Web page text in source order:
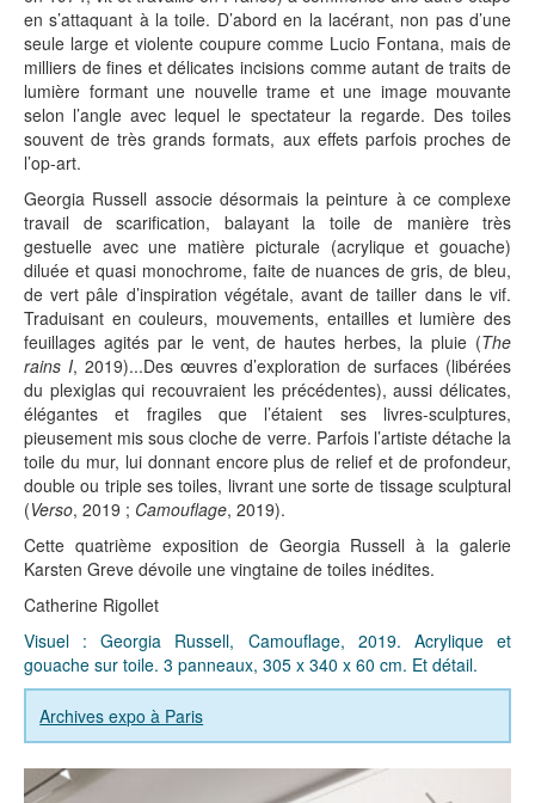
en s’attaquant à la toile. D’abord en la lacérant, non pas d’une
seule large et violente coupure comme Lucio Fontana, mais de
milliers de fines et délicates incisions comme autant de traits de
lumière formant une nouvelle trame et une image mouvante
selon l’angle avec lequel le spectateur la regarde. Des toiles
souvent de très grands formats, aux effets parfois proches de
l’op-art.
Georgia Russell associe désormais la peinture à ce complexe
travail de scarification, balayant la toile de manière très
gestuelle avec une matière picturale (acrylique et gouache)
diluée et quasi monochrome, faite de nuances de gris, de bleu,
de vert pâle d’inspiration végétale, avant de tailler dans le vif.
Traduisant en couleurs, mouvements, entailles et lumière des
feuillages agités par le vent, de hautes herbes, la pluie (The
rains I, 2019)...Des œuvres d’exploration de surfaces (libérées
du plexiglas qui recouvraient les précédentes), aussi délicates,
élégantes et fragiles que l’étaient ses livres-sculptures,
pieusement mis sous cloche de verre. Parfois l’artiste détache la
toile du mur, lui donnant encore plus de relief et de profondeur,
double ou triple ses toiles, livrant une sorte de tissage sculptural
(Verso, 2019 ; Camouflage, 2019).
Cette quatrième exposition de Georgia Russell à la galerie
Karsten Greve dévoile une vingtaine de toiles inédites.
Catherine Rigollet
Visuel : Georgia Russell, Camouflage, 2019. Acrylique et
gouache sur toile. 3 panneaux, 305 x 340 x 60 cm. Et détail.
Archives expo à Paris